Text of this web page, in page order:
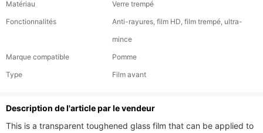
Matériau
Verre trempé
Fonctionnalités
Anti-rayures, film HD, film trempé, ultra-
mince
Marque compatible
Pomme
Type
Film avant
Description de l'article par le vendeur
This is a transparent toughened glass film that can be applied to